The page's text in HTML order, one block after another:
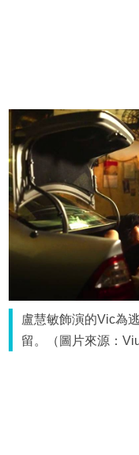
盧慧敏飾演的Vic為
留。（圖片來源：